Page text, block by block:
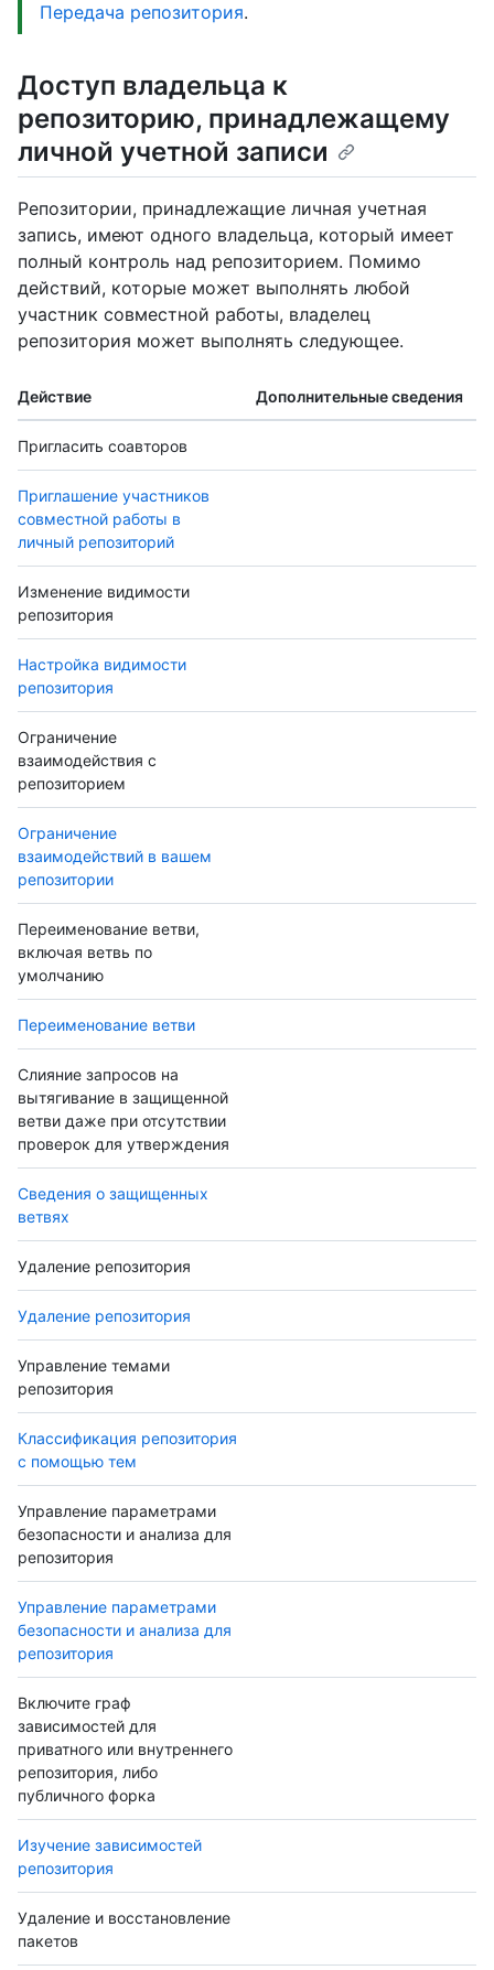
Передача репозитория.
Доступ владельца к
репозиторию, принадлежащему
личной учетной записи
Репозитории, принадлежащие личная учетная
запись, имеют одного владельца, который имеет
полный контроль над репозиторием. Помимо
действий, которые может выполнять любой
участник совместной работы, владелец
репозитория может выполнять следующее.
Действие Дополнительные сведения
Пригласить соавторов
Приглашение участников
совместной работы в
личный репозиторий
Изменение видимости
репозитория
Настройка видимости
репозитория
Ограничение
взаимодействия с
репозиторием
Ограничение
взаимодействий в вашем
репозитории
Переименование ветви,
включая ветвь по
умолчанию
Переименование ветви
Слияние запросов на
вытягивание в защищенной
ветви даже при отсутствии
проверок для утверждения
Сведения о защищенных
ветвях
Удаление репозитория
Удаление репозитория
Управление темами
репозитория
Классификация репозитория
с помощью тем
Управление параметрами
безопасности и анализа для
репозитория
Управление параметрами
безопасности и анализа для
репозитория
Включите граф
зависимостей для
приватного или внутреннего
репозитория, либо
публичного форка
Изучение зависимостей
репозитория
Удаление и восстановление
пакетов